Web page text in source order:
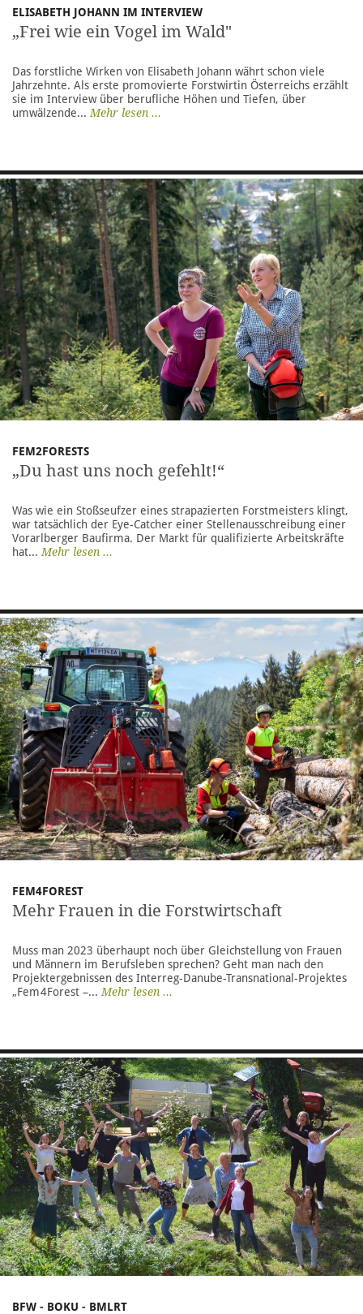
ELISABETH JOHANN IM INTERVIEW
„Frei wie ein Vogel im Wald"
Das forstliche Wirken von Elisabeth Johann währt schon viele
Jahrzehnte. Als erste promovierte Forstwirtin Österreichs erzählt
sie im Interview über berufliche Höhen und Tiefen, über
umwälzende... Mehr lesen ...
FEM2FORESTS
„Du hast uns noch gefehlt!“
Was wie ein Stoßseufzer eines strapazierten Forstmeisters klingt,
war tatsächlich der Eye-Catcher einer Stellenausschreibung einer
Vorarlberger Baufirma. Der Markt für qualifizierte Arbeitskräfte
hat...Mehr lesen ...
FEM4FOREST
Mehr Frauen in die Forstwirtschaft
Muss man 2023 überhaupt noch über Gleichstellung von Frauen
und Männern im Berufsleben sprechen? Geht man nach den
Projektergebnissen des Interreg-Danube-Transnational-Projektes
„Fem 4Forest –... Mehr lesen ...
BFW - BOKU - BMLRT